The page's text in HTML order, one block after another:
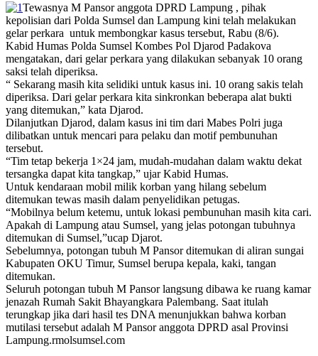
Tewasnya M Pansor anggota DPRD Lampung , pihak
kepolisian dari Polda Sumsel dan Lampung kini telah melakukan
gelar perkara untuk membongkar kasus tersebut, Rabu (8/6).
Kabid Humas Polda Sumsel Kombes Pol Djarod Padakova
mengatakan, dari gelar perkara yang dilakukan sebanyak 10 orang
saksi telah diperiksa.
“ Sekarang masih kita selidiki untuk kasus ini. 10 orang sakis telah
diperiksa. Dari gelar perkara kita sinkronkan beberapa alat bukti
yang ditemukan,” kata Djarod.
Dilanjutkan Djarod, dalam kasus ini tim dari Mabes Polri juga
dilibatkan untuk mencari para pelaku dan motif pembunuhan
tersebut.
“Tim tetap bekerja 1×24 jam, mudah-mudahan dalam waktu dekat
tersangka dapat kita tangkap,” ujar Kabid Humas.
Untuk kendaraan mobil milik korban yang hilang sebelum
ditemukan tewas masih dalam penyelidikan petugas.
“Mobilnya belum ketemu, untuk lokasi pembunuhan masih kita cari.
Apakah di Lampung atau Sumsel, yang jelas potongan tubuhnya
ditemukan di Sumsel,”ucap Djarot.
Sebelumnya, potongan tubuh M Pansor ditemukan di aliran sungai
Kabupaten OKU Timur, Sumsel berupa kepala, kaki, tangan
ditemukan.
Seluruh potongan tubuh M Pansor langsung dibawa ke ruang kamar
jenazah Rumah Sakit Bhayangkara Palembang. Saat itulah
terungkap jika dari hasil tes DNA menunjukkan bahwa korban
mutilasi tersebut adalah M Pansor anggota DPRD asal Provinsi
Lampung.rmolsumsel.com